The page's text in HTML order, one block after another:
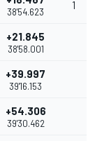
38'54.623
1
+21.845
38'58.001
+39.997
39'16.153
+54.306
39'30.462